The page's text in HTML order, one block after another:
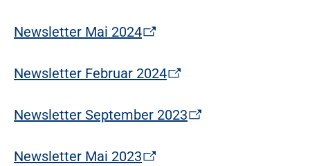
Newsletter Mai 2024
Newsletter Februar 2024
Newsletter September 2023
Newsletter Mai 2023